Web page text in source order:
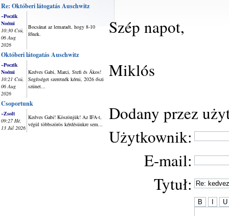
Re: Októberi látogatás Auschwitz
~Poczik
Noémi
10:30 Csü,
06 Aug
2026
Bocsánat az lemaradt, hogy 8-10
főnek.
Októberi látogatás Auschwitz
~Poczik
Noémi
10:21 Csü,
06 Aug
2026
Kedves Gabi, Marci, Stefi és Ákos!
Segítséget szeretnék kérni, 2026 őszi
szünet...
Csoportunk
~Zsolt
09:27 Hé,
13 Júl 2026
Kedves Gabi! Köszönjük! Az IFA-t,
végül többszörös kérdésünkre sem...
Szép napot,
Miklós
Dodany przez
Użytkownik:
E-mail:
Tytuł: